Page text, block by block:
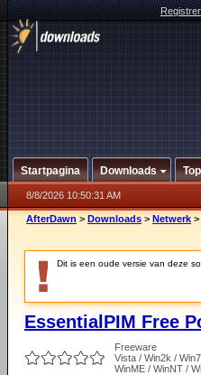
Startpagina Downloads
8/8/2026 10:50:31 AM
AfterDawn > Downloads > Netwerk >
Dit is een oude versie van deze
EssentialPIM Free
Freeware
Vista / Win2k /
WinME / WinNT /